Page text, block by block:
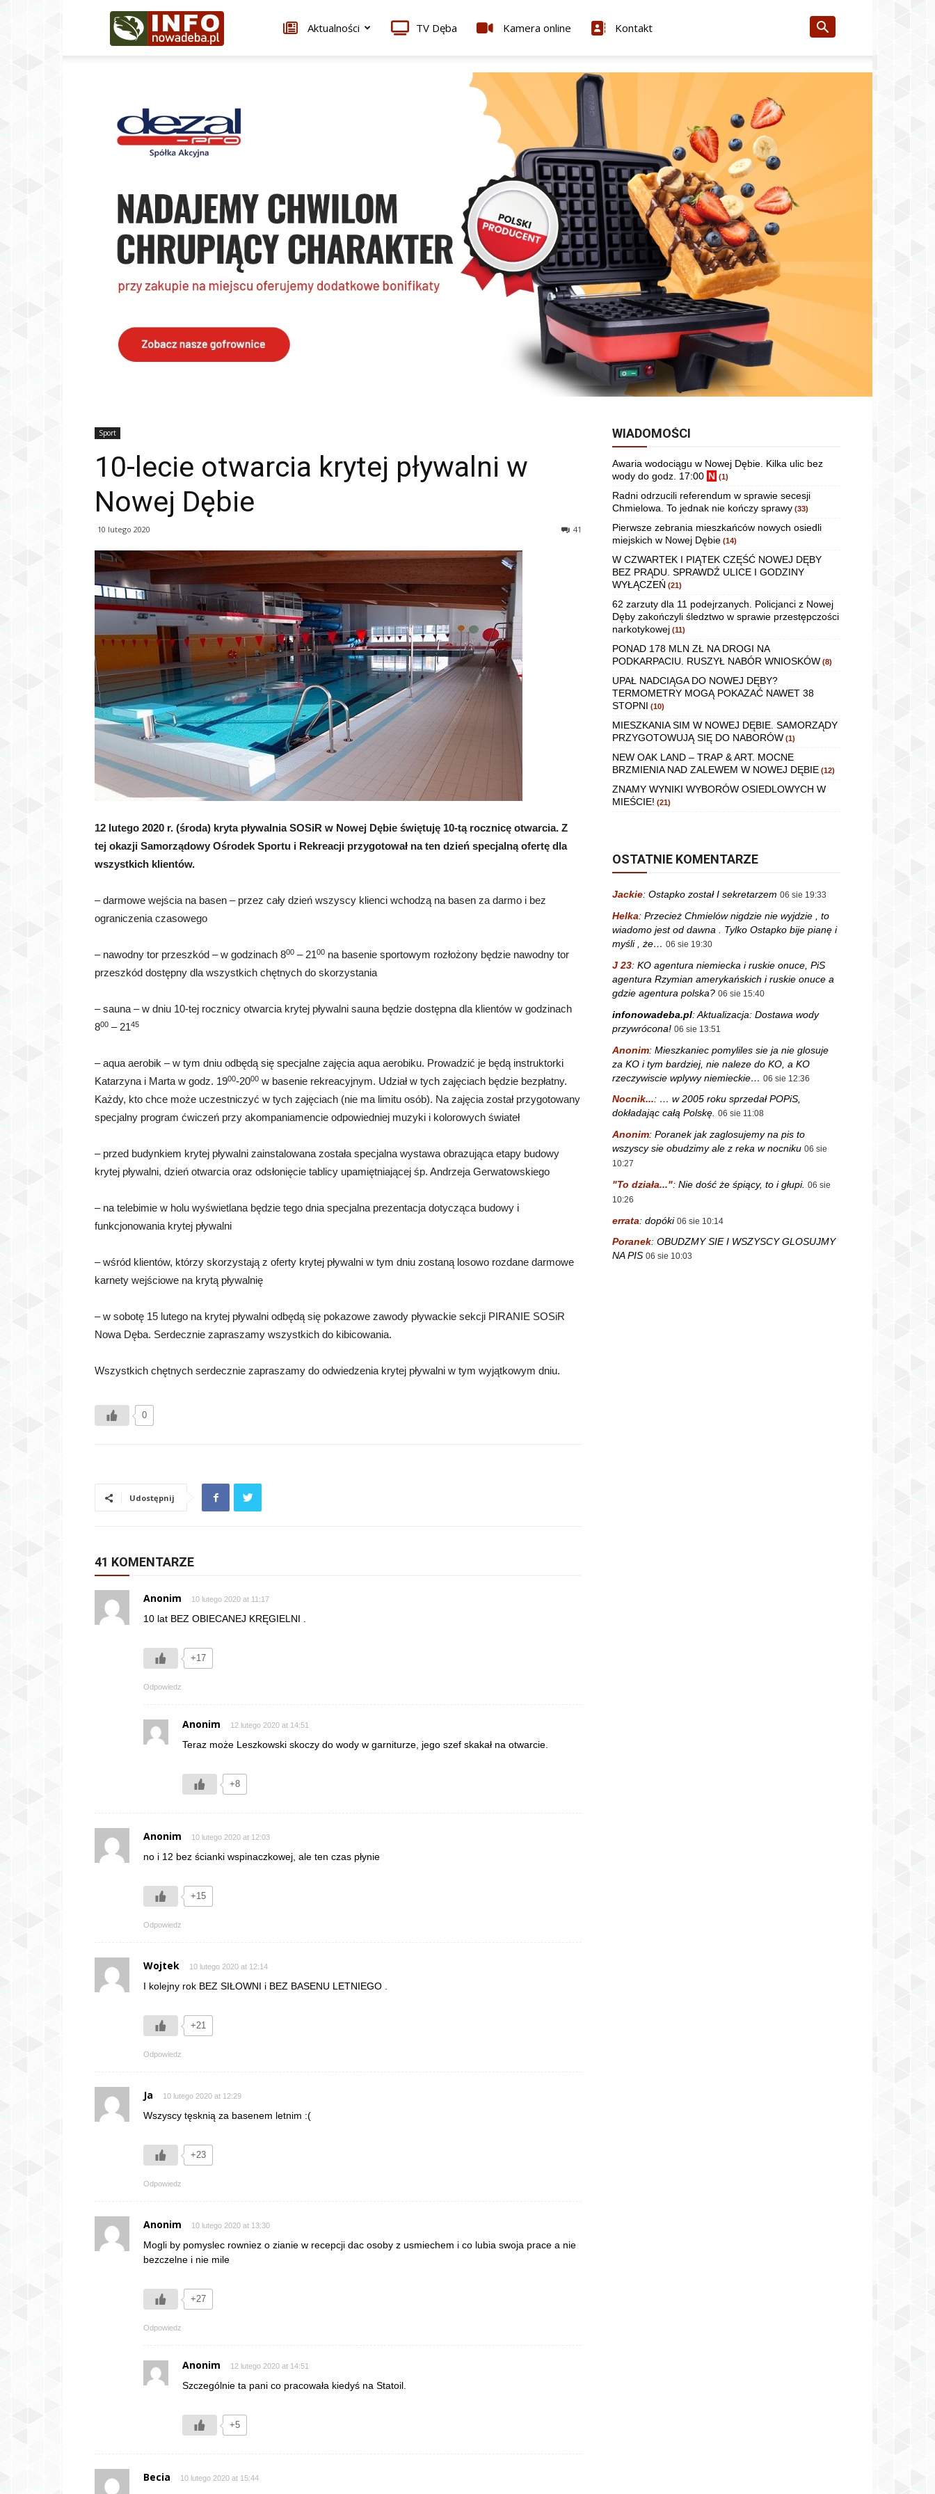
Infonowadeba.pl Aktualności TV Dęba Kamera online Kontakt
Sport
10-lecie otwarcia krytej pływalni w
Nowej Dębie
10 lutego 2020 41
12 lutego 2020 r. (środa) kryta pływalnia SOSiR w Nowej Dębie świętuję 10-tą rocznicę otwarcia. Z
tej okazji Samorządowy Ośrodek Sportu i Rekreacji przygotował na ten dzień specjalną ofertę dla
wszystkich klientów.
– darmowe wejścia na basen – przez cały dzień wszyscy klienci wchodzą na basen za darmo i bez
ograniczenia czasowego
– nawodny tor przeszkód – w godzinach 800 – 2100 na basenie sportowym rozłożony będzie nawodny tor
przeszkód dostępny dla wszystkich chętnych do skorzystania
– sauna – w dniu 10-tej rocznicy otwarcia krytej pływalni sauna będzie dostępna dla klientów w godzinach
800 – 2145
– aqua aerobik – w tym dniu odbędą się specjalne zajęcia aqua aerobiku. Prowadzić je będą instruktorki
Katarzyna i Marta w godz. 1900-2000 w basenie rekreacyjnym. Udział w tych zajęciach będzie bezpłatny.
Każdy, kto chce może uczestniczyć w tych zajęciach (nie ma limitu osób). Na zajęcia został przygotowany
specjalny program ćwiczeń przy akompaniamencie odpowiedniej muzyki i kolorowych świateł
– przed budynkiem krytej pływalni zainstalowana została specjalna wystawa obrazująca etapy budowy
krytej pływalni, dzień otwarcia oraz odsłonięcie tablicy upamiętniającej śp. Andrzeja Gerwatowskiego
– na telebimie w holu wyświetlana będzie tego dnia specjalna prezentacja dotycząca budowy i
funkcjonowania krytej pływalni
– wśród klientów, którzy skorzystają z oferty krytej pływalni w tym dniu zostaną losowo rozdane darmowe
karnety wejściowe na krytą pływalnię
– w sobotę 15 lutego na krytej pływalni odbędą się pokazowe zawody pływackie sekcji PIRANIE SOSiR
Nowa Dęba. Serdecznie zapraszamy wszystkich do kibicowania.
Wszystkich chętnych serdecznie zapraszamy do odwiedzenia krytej pływalni w tym wyjątkowym dniu.
0
Udostępnij
41 KOMENTARZE
Anonim 10 lutego 2020 at 11:17
10 lat BEZ OBIECANEJ KRĘGIELNI .
+17
Odpowiedz
Anonim 12 lutego 2020 at 14:51
Teraz może Leszkowski skoczy do wody w garniturze, jego szef skakał na otwarcie.
+8
Anonim 10 lutego 2020 at 12:03
no i 12 bez ścianki wspinaczkowej, ale ten czas płynie
+15
Odpowiedz
Wojtek 10 lutego 2020 at 12:14
I kolejny rok BEZ SIŁOWNI i BEZ BASENU LETNIEGO .
+21
Odpowiedz
Ja 10 lutego 2020 at 12:29
Wszyscy tęsknią za basenem letnim :(
+23
Odpowiedz
Anonim 10 lutego 2020 at 13:30
Mogli by pomyslec rowniez o zianie w recepcji dac osoby z usmiechem i co lubia swoja prace a nie
bezczelne i nie mile
+27
Odpowiedz
Anonim 12 lutego 2020 at 14:51
Szczególnie ta pani co pracowała kiedyś na Statoil.
+5
Becia 10 lutego 2020 at 15:44
WIADOMOŚCI
Awaria wodociągu w Nowej Dębie. Kilka ulic bez
wody do godz. 17:00 N (1)
Radni odrzucili referendum w sprawie secesji
Chmielowa. To jednak nie kończy sprawy (33)
Pierwsze zebrania mieszkańców nowych osiedli
miejskich w Nowej Dębie (14)
W CZWARTEK I PIĄTEK CZĘŚĆ NOWEJ DĘBY
BEZ PRĄDU. SPRAWDŹ ULICE I GODZINY
WYŁĄCZEŃ (21)
62 zarzuty dla 11 podejrzanych. Policjanci z Nowej
Dęby zakończyli śledztwo w sprawie przestępczości
narkotykowej (11)
PONAD 178 MLN ZŁ NA DROGI NA
PODKARPACIU. RUSZYŁ NABÓR WNIOSKÓW (8)
UPAŁ NADCIĄGA DO NOWEJ DĘBY?
TERMOMETRY MOGĄ POKAZAĆ NAWET 38
STOPNI (10)
MIESZKANIA SIM W NOWEJ DĘBIE. SAMORZĄDY
PRZYGOTOWUJĄ SIĘ DO NABORÓW (1)
NEW OAK LAND – TRAP & ART. MOCNE
BRZMIENIA NAD ZALEWEM W NOWEJ DĘBIE (12)
ZNAMY WYNIKI WYBORÓW OSIEDLOWYCH W
MIEŚCIE! (21)
OSTATNIE KOMENTARZE
Jackie: Ostapko został I sekretarzem 06 sie 19:33
Helka: Przecież Chmielów nigdzie nie wyjdzie , to
wiadomo jest od dawna . Tylko Ostapko bije pianę i
myśli , że… 06 sie 19:30
J 23: KO agentura niemiecka i ruskie onuce, PiS
agentura Rzymian amerykańskich i ruskie onuce a
gdzie agentura polska? 06 sie 15:40
infonowadeba.pl:Aktualizacja: Dostawa wody
przywrócona! 06 sie 13:51
Anonim: Mieszkaniec pomyliles sie ja nie glosuje
za KO i tym bardziej, nie naleze do KO, a KO
rzeczywiscie wplywy niemieckie… 06 sie 12:36
Nocnik...: … w 2005 roku sprzedał POPiS,
dokładając całą Polskę. 06 sie 11:08
Anonim: Poranek jak zaglosujemy na pis to
wszyscy sie obudzimy ale z reka w nocniku 06 sie
10:27
"To działa...": Nie dość że śpiący, to i głupi. 06 sie
10:26
errata: dopóki 06 sie 10:14
Poranek: OBUDZMY SIE I WSZYSCY GLOSUJMY
NA PIS 06 sie 10:03